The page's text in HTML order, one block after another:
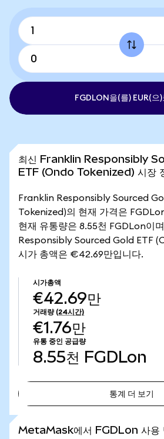
FGDLON을(를) EUR(으
최신 Franklin Responsibly
ETF (Ondo Tokenized) 시장
Franklin Responsibly Sourced
Tokenized)의 현재 가격은
현재 유통량은 8.55천 FGDLon이
Responsibly Sourced Gold ETF
시가 총액은 €42.69만입니다.
시가총액
€42.69만
거래량 (24시간)
€1.76만
유통 중인 공급량
8.55천 FGDLon
통계 더 보기
MetaMask에서 FGDLon 사용